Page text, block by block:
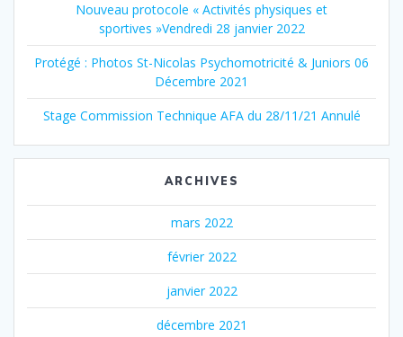
Nouveau protocole « Activités physiques et
sportives »Vendredi 28 janvier 2022
Protégé : Photos St-Nicolas Psychomotricité & Juniors 06
Décembre 2021
Stage Commission Technique AFA du 28/11/21 Annulé
ARCHIVES
mars 2022
février 2022
janvier 2022
décembre 2021